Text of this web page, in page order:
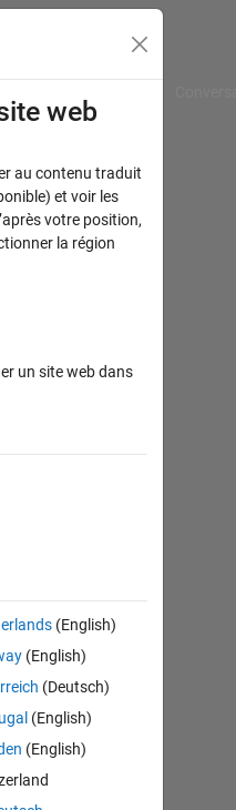
web
au contenu traduit
et voir les
votre position,
la région
un site web dans
(English)
(English)
(Deutsch)
(English)
(English)